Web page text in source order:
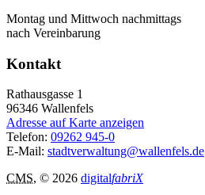
Montag und Mittwoch nachmittags
nach Vereinbarung
Kontakt
Rathausgasse 1
96346 Wallenfels
Adresse auf Karte anzeigen
Telefon: 09262 945-0
E-Mail: stadtverwaltung@wallenfels.de
CMS, © 2026 digitalfabriX